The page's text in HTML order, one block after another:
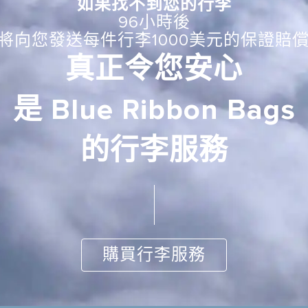
如果找不到您的行李
96小時後
向您發送每件行李1000美元的保證賠
真正令您安心
是 Blue Ribbon Bags
的行李服務
購買行李服務